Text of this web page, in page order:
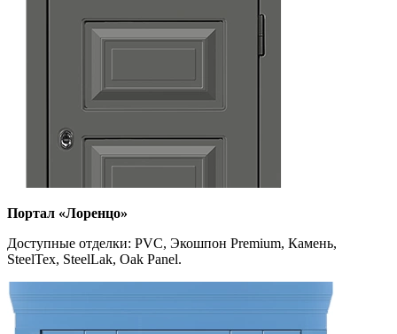
Портал «Лоренцо»
Доступные отделки: PVC, Экошпон Premium, Камень,
SteelTex, SteelLak, Oak Panel.